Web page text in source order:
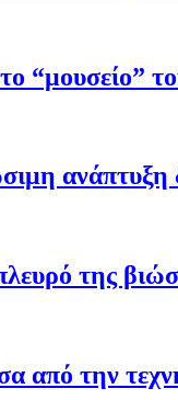
“μουσείο”
ανάπτυξη
της
την